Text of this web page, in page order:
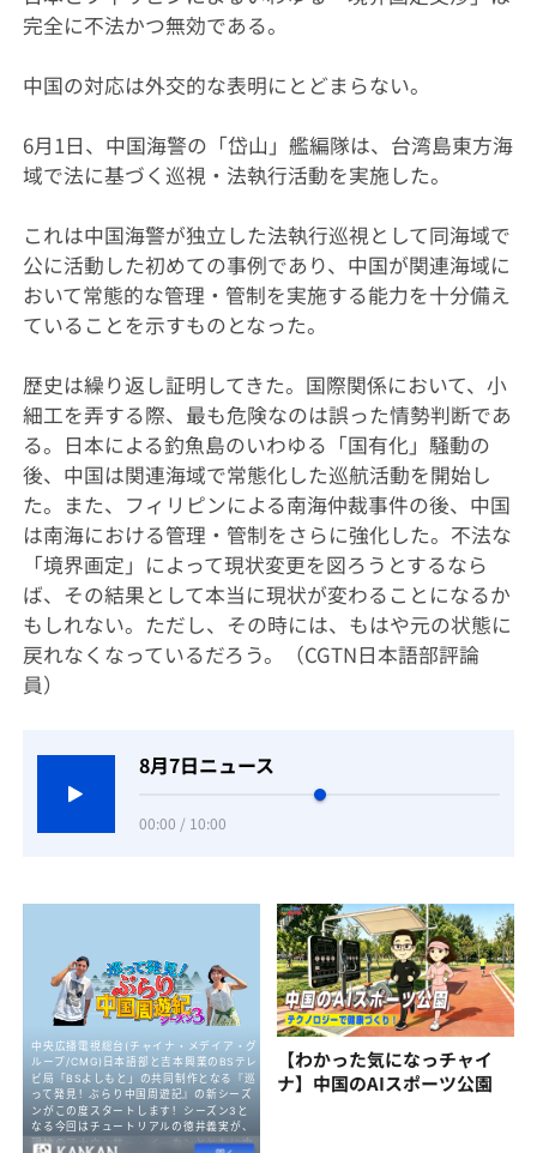
完全に不法かつ無効である。
中国の対応は外交的な表明にとどまらない。
6月1日、中国海警の「岱山」艦編隊は、台湾島東方海
域で法に基づく巡視・法執行活動を実施した。
これは中国海警が独立した法執行巡視として同海域で
公に活動した初めての事例であり、中国が関連海域に
おいて常態的な管理・管制を実施する能力を十分備え
ていることを示すものとなった。
歴史は繰り返し証明してきた。国際関係において、小
細工を弄する際、最も危険なのは誤った情勢判断であ
る。日本による釣魚島のいわゆる「国有化」騒動の
後、中国は関連海域で常態化した巡航活動を開始し
た。また、フィリピンによる南海仲裁事件の後、中国
は南海における管理・管制をさらに強化した。不法な
「境界画定」によって現状変更を図ろうとするなら
ば、その結果として本当に現状が変わることになるか
もしれない。ただし、その時には、もはや元の状態に
戻れなくなっているだろう。（CGTN日本語部評論
員）
8月7日ニュース
00:00 / 10:00
【わかった気になっチャイ
ナ】中国のAIスポーツ公園